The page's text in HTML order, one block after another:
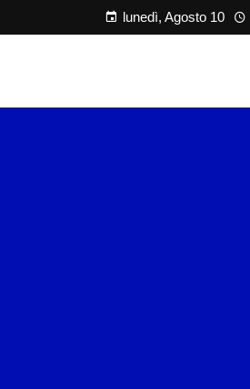
lunedì, Agosto 10